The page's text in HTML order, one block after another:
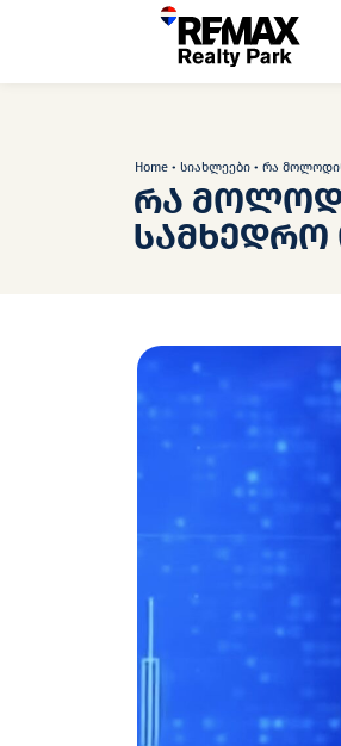
Home • სიახლეები • რა
რა
სამხედრო